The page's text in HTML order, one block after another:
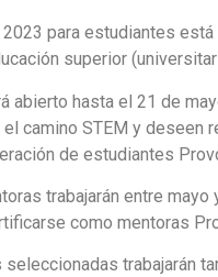
2023 para estudiantes
superior
abierto hasta el 21 de
camino STEM y deseen
de estudiantes
trabajarán entre
como mentoras
seleccionadas trabajarán